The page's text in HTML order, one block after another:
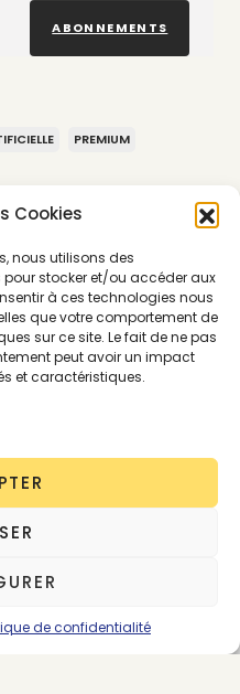
Cookies
nous utilisons des
stocker et/ou accéder aux
à ces technologies nous
que votre comportement de
sur ce site. Le fait de ne pas
peut avoir un impact
et caractéristiques.
de confidentialité
ABONNEMENTS
PREMIUM
Petit